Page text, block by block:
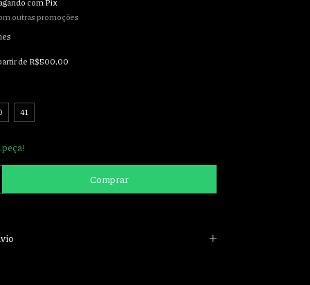
com Pix
outras promoções
deR$500,00
41